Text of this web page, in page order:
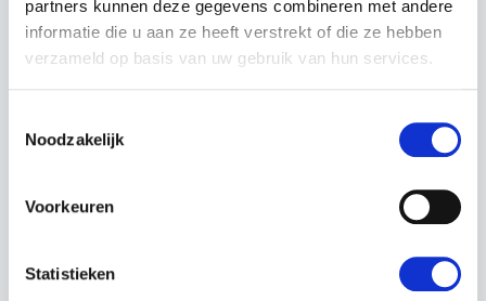
partners kunnen deze gegevens combineren met andere
informatie die u aan ze heeft verstrekt of die ze hebben
verzameld op basis van uw gebruik van hun services.
Noodzakelijk
Voorkeuren
Statistieken
Voor deskundig advies op maat kunt u altijd bij ons
contact met ons op, door onze uitgebreide voorraad
kunnen wij veel samenstellen op maat.
Artikelnummer: